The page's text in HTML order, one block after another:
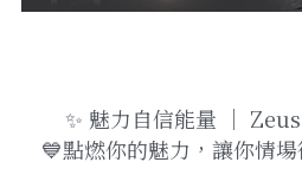
✨ 魅力自信能量 ｜
💙點燃你的魅力，讓你情